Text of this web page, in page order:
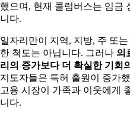
했으며, 현재 콜럼버스는 임금
니다.
일자리만이 지역, 지방, 주 또
한 척도는 아닙니다. 그러나 의
리의 증가보다 더 확실한 기회
지도자들은 특허 출원이 증가
고용 시장이 가족과 이웃에게
니다.